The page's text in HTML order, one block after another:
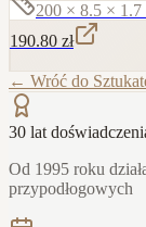
200 × 8.5 × 1.7
190.80 zł
← Wróć do
30 lat
Od 1995 roku
przypodłogowych